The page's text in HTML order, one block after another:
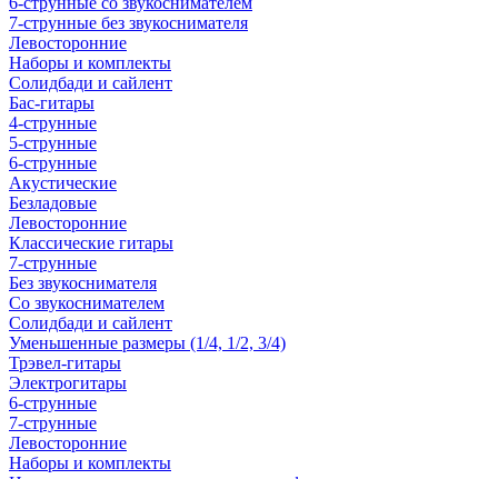
7-струнные без звукоснимателя
Левосторонние
Наборы и комплекты
Солидбади и сайлент
Бас-гитары
4-струнные
5-струнные
6-струнные
Акустические
Безладовые
Левосторонние
Классические гитары
7-струнные
Без звукоснимателя
Со звукоснимателем
Солидбади и сайлент
Уменьшенные размеры (1/4, 1/2, 3/4)
Трэвел-гитары
Электрогитары
6-струнные
7-струнные
Левосторонние
Наборы и комплекты